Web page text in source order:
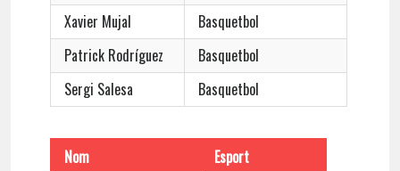
Xavier Mujal
Basquetbol
Patrick Rodríguez
Basquetbol
Sergi Salesa
Basquetbol
Nom
Esport